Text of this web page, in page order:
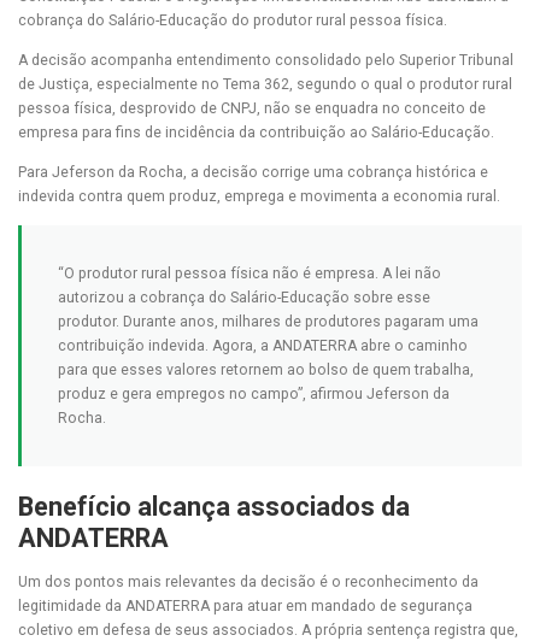
cobrança do Salário-Educação do produtor rural pessoa física.
A decisão acompanha entendimento consolidado pelo Superior Tribunal
de Justiça, especialmente no Tema 362, segundo o qual o produtor rural
pessoa física, desprovido de CNPJ, não se enquadra no conceito de
empresa para fins de incidência da contribuição ao Salário-Educação.
Para Jeferson da Rocha, a decisão corrige uma cobrança histórica e
indevida contra quem produz, emprega e movimenta a economia rural.
“O produtor rural pessoa física não é empresa. A lei não
autorizou a cobrança do Salário-Educação sobre esse
produtor. Durante anos, milhares de produtores pagaram uma
contribuição indevida. Agora, a ANDATERRA abre o caminho
para que esses valores retornem ao bolso de quem trabalha,
produz e gera empregos no campo”, afirmou Jeferson da
Rocha.
Benefício alcança associados da
ANDATERRA
Um dos pontos mais relevantes da decisão é o reconhecimento da
legitimidade da ANDATERRA para atuar em mandado de segurança
coletivo em defesa de seus associados. A própria sentença registra que,